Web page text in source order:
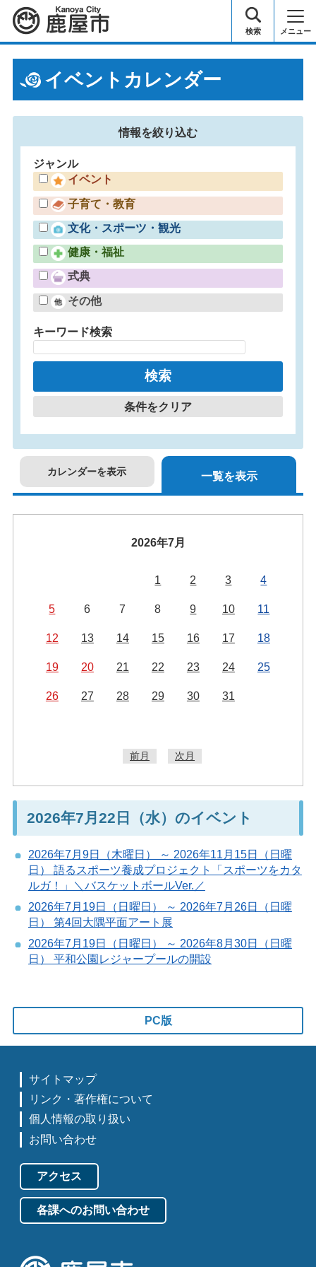
鹿屋市 検索 メニュー
イベントカレンダー
情報を絞り込む
ジャンル
イベント
子育て・教育
文化・スポーツ・観光
健康・福祉
式典
その他
キーワード検索
条件をクリア
カレンダーを表示 一覧を表示
2026年7月
1 2 3 4
5 6 7 8 9 10 11
12 13 14 15 16 17 18
19 20 21 22 23 24 25
26 27 28 29 30 31
前月 次月
2026年7月22日（水）のイベント
2026年7月9日（木曜日） ～ 2026年11月15日（日曜
日） 語るスポーツ養成プロジェクト「スポーツをカタ
ルガ！」＼バスケットボールVer.／
2026年7月19日（日曜日） ～ 2026年7月26日（日曜
日） 第4回大隅平面アート展
2026年7月19日（日曜日） ～ 2026年8月30日（日曜
日） 平和公園レジャープールの開設
PC版
サイトマップ
リンク・著作権について
個人情報の取り扱い
お問い合わせ
アクセス
各課へのお問い合わせ